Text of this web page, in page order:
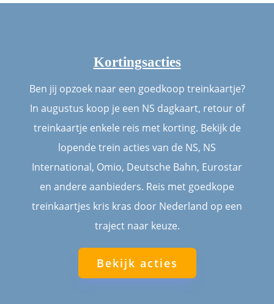
Kortingsacties
Ben jij opzoek naar een goedkoop treinkaartje?
In augustus koop je een NS dagkaart, retour of
treinkaartje enkele reis met korting. Bekijk de
lopende trein acties van de NS, NS
International, Omio, Deutsche Bahn, Eurostar
en andere aanbieders. Reis met goedkope
treinkaartjes kris kras door Nederland op een
traject naar keuze.
Bekijk acties